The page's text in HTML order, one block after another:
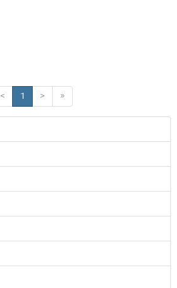
< 1 > »